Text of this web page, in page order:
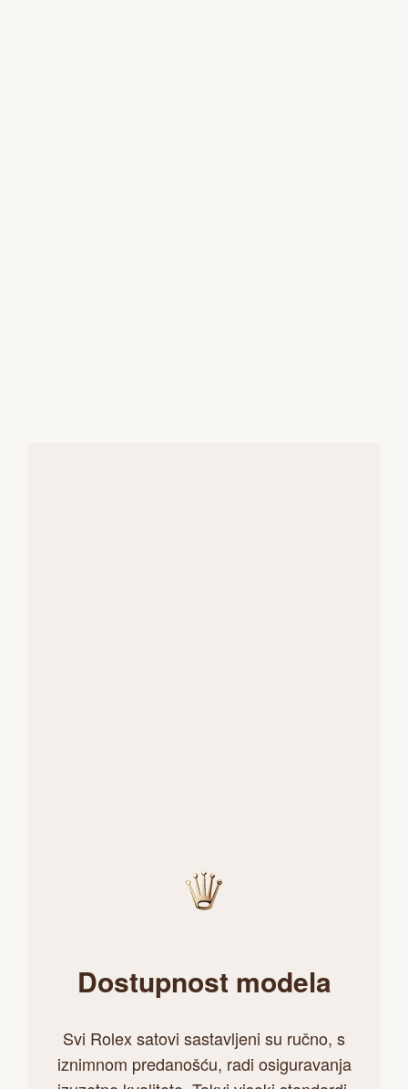
Dostupnost modela
Svi Rolex satovi sastavljeni su ručno, s
iznimnom predanošću, radi osiguravanja